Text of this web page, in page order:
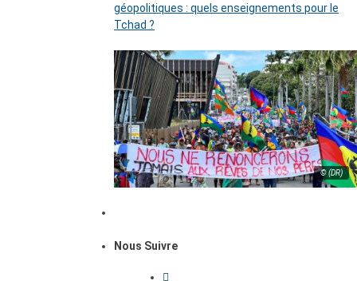
géopolitiques : quels enseignements pour le
Tchad ?
© (DR)
Nous Suivre